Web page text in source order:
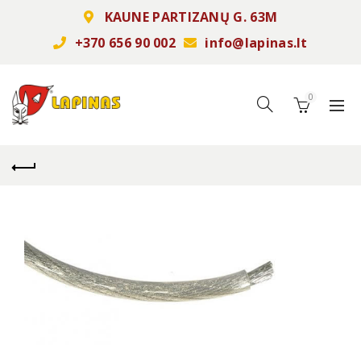
KAUNE PARTIZANŲ G. 63M
+370 656 90 002
info@lapinas.lt
0